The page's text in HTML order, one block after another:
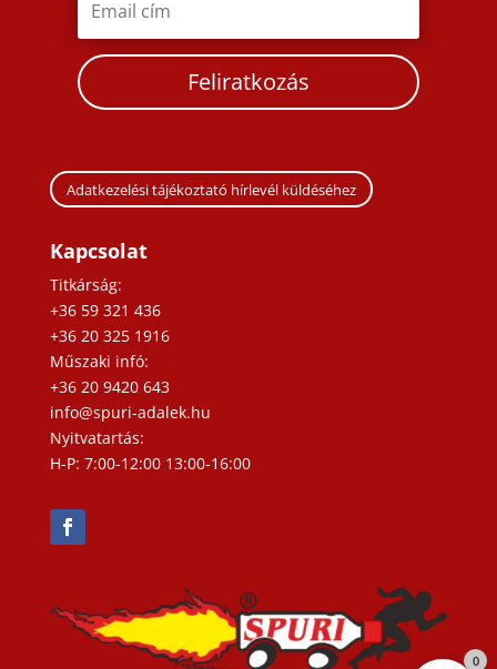
Feliratkozás
Adatkezelési tájékoztató hírlevél küldéséhez
Kapcsolat
Titkárság:
+36 59 321 436
+36 20 325 1916
Műszaki infó:
+36 20 9420 643
info@spuri-adalek.hu
Nyitvatartás:
H-P: 7:00-12:00 13:00-16:00
0